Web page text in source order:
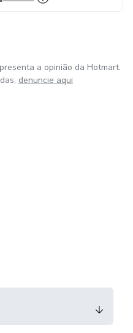
a opinião da Hotmart.
denuncie aqui